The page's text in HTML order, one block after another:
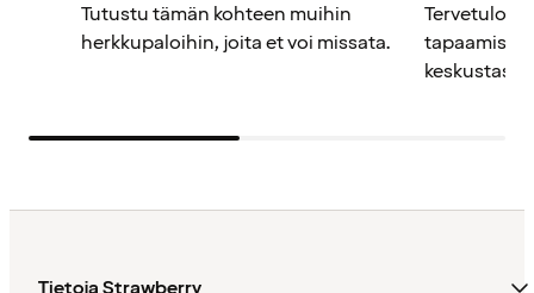
Tutustu tämän kohteen muihin
herkkupaloihin, joita et voi missata.
Tervetuloa